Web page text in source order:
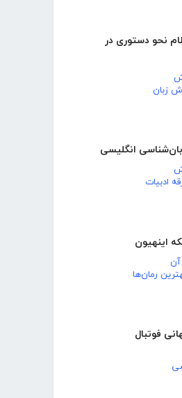
نحو دستوری در
زبان
انگلیسی
ادبیات
اینهیون
رمان‌ها
فوتبال